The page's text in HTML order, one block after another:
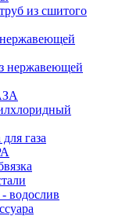
из сшитого
нержавеющей
газа